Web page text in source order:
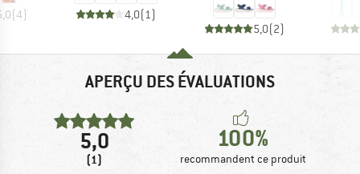
(4) 4,0(1 )
5,0(2)
APERÇU DES ÉVALUATIONS
5,0
(1)
100%
recommandent ce produit